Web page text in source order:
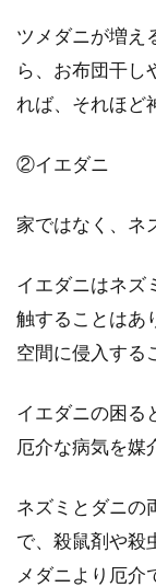
ツメダニが増え
ら、お布団干し
れば、それほど
②イエダニ
家ではなく、ネ
イエダニはネズ
触することはあ
空間に侵入する
イエダニの困る
厄介な病気を媒
ネズミとダニの
で、殺鼠剤や殺
メダニより厄介